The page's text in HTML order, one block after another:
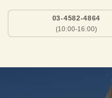
03-4582-4864
(10:00-16:00)